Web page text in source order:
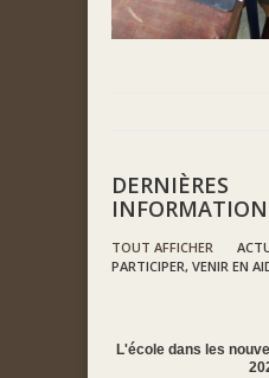
DERNIÈRES
TOUT AFFICHER
PARTICIPER, VENIR EN
L'école dans les